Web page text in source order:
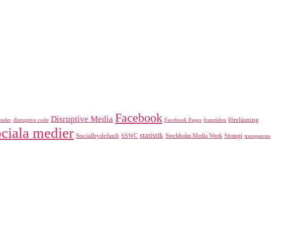
disruptive code Disruptive Media Facebook Facebook Pages framtiden föreläsning
medier Socialbydefault SSWC statistik Stockholm Media Week Strategi transparens